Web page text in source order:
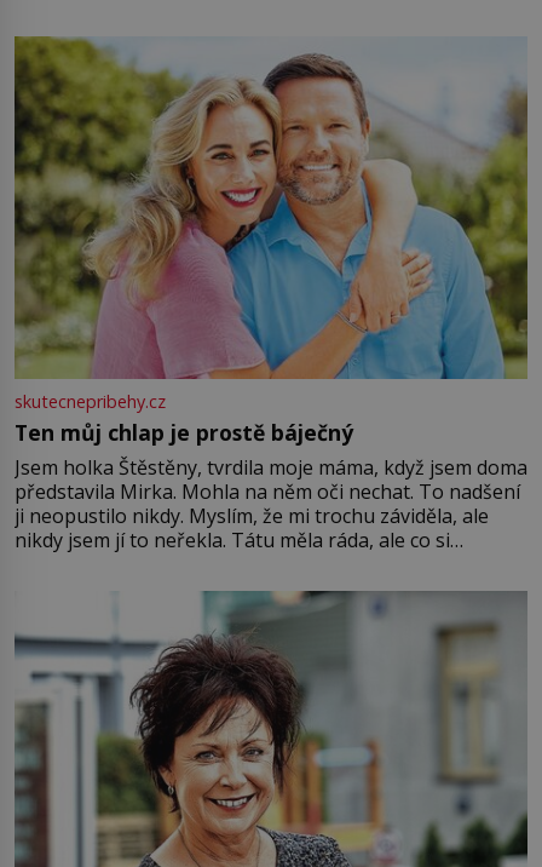
můžete obohatit své rituály a přinést do svého života
větší harmonii a klid. Je důležité
skutecnepribehy.cz
Ten můj chlap je prostě báječný
Jsem holka Štěstěny, tvrdila moje máma, když jsem doma
představila Mirka. Mohla na něm oči nechat. To nadšení
ji neopustilo nikdy. Myslím, že mi trochu záviděla, ale
nikdy jsem jí to neřekla. Tátu měla ráda, ale co si
Jsme spolu moc rádi Tehdy byla jiná doba, když